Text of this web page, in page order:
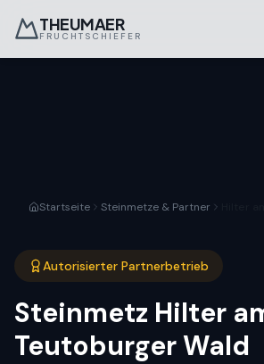
THEUMAER
FRUCHTSCHIEFER
Startseite Steinmetze & Partner
Autorisierter Partnerbetrieb
Steinmetz Hilter
Teutoburger Wald